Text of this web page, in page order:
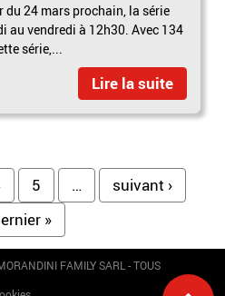
24 mars prochain, la série
au vendredi à 12h30. Avec 134
série,...
Lire la suite
5 …
suivant ›
»
FAMILY SARL - TOUS